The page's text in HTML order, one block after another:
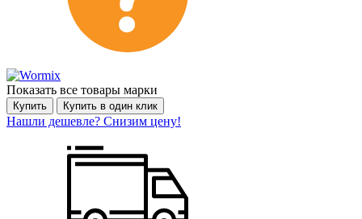
Показать все товары марки
Купить Купить в один клик
Нашли дешевле? Снизим цену!